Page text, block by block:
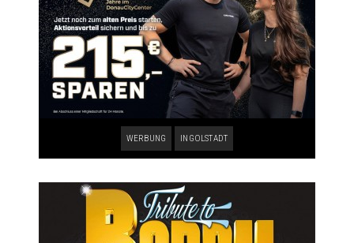
WERBUNG INGOLSTADT